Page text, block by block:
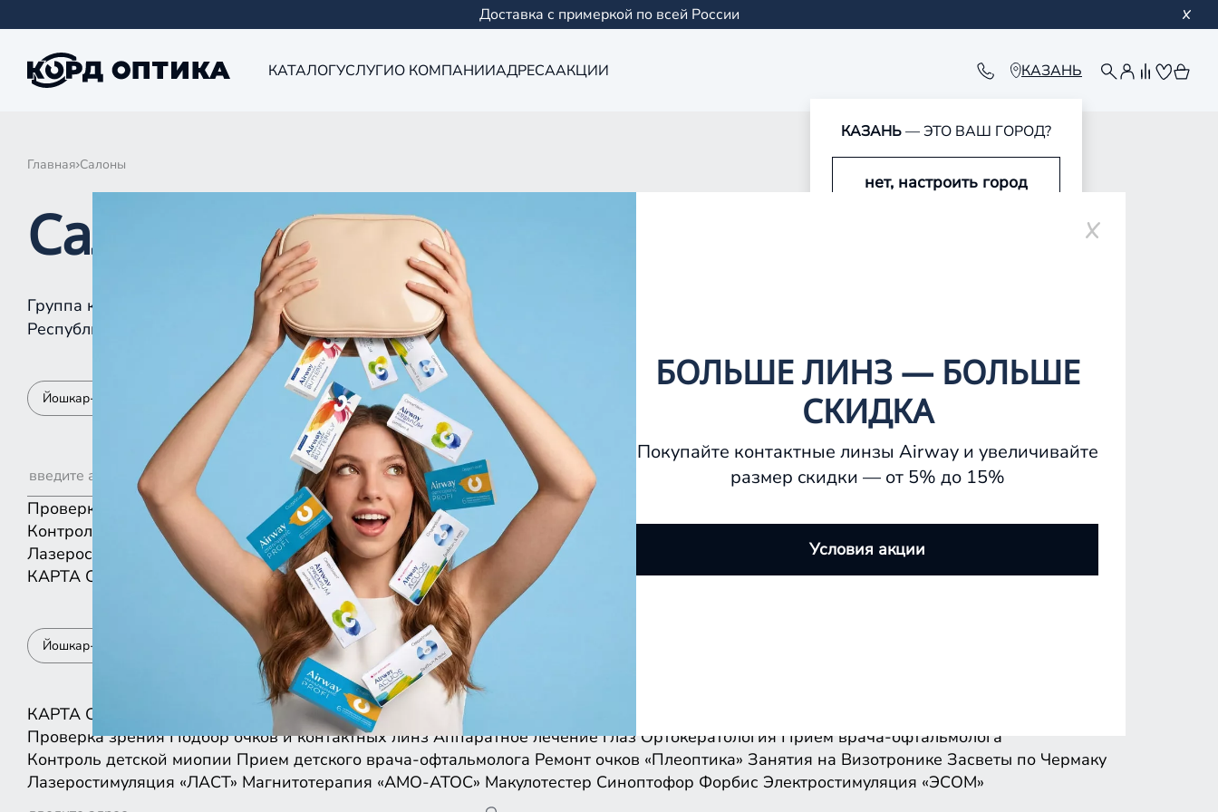
Доставка с примеркой по всей России
КАТАЛОГУСЛУГИО КОМПАНИИАДРЕСААКЦИИ КАЗАНЬ
КАЗАНЬ— ЭТО ВАШ ГОРОД?
нет, настроить город
Главная Салоны
Салоны КОРД Оптика в Йошкар-Оле
Группа компаний «Корд Оптика» - это более 100 салонов в Казани и
Республике Татарстан, Самаре, Уфе, Рыбинске.
Йошкар-Ола
Проверка зрения Подбор очков и контактных линз Аппаратное лечение глаз
Контроль детской миопии
Прием детского врача-офтальмолога Ремонт очков «Плеоптика» Занятия на Визотронике Засветы по Чермаку
Лазеростимуляция «ЛАСТ»
Магнитотерапия «АМО-АТОС» Макулотестер
Электростимуляция «ЭСОМ»
КАРТА СПИСКОМ
Йошкар-Ола
КАРТА СПИСКОМ
Проверка зрения Подбор очков и контактных линз Аппаратное лечение глаз Ортокератология Прием врача-офтальмолога
Контроль детской миопии Прием детского врача-офтальмолога Ремонт очков «Плеоптика» Занятия на Визотронике Засветы по Чермаку
Лазеростимуляция «ЛАСТ» Магнитотерапия «АМО-АТОС» Макулотестер Синоптофор Форбис Электростимуляция «ЭСОМ»
БОЛЬШЕ ЛИНЗ — БОЛЬШЕ
СКИДКА
Покупайте контактные линзы Airway и увеличивайте
размер скидки — от 5% до 15%
Условия акции